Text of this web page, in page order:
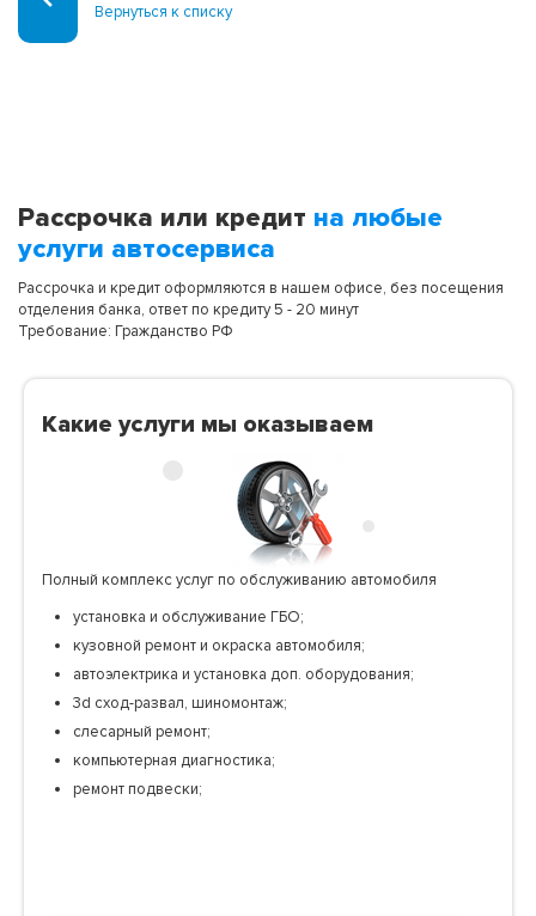
Вернуться к списку
Рассрочка или кредит на любые
услуги автосервиса
Рассрочка и кредит оформляются в нашем офисе, без посещения
отделения банка, ответ по кредиту 5 - 20 минут
Требование: Гражданство РФ
Какие услуги мы оказываем
Полный комплекс услуг по обслуживанию автомобиля
установка и обслуживание ГБО;
кузовной ремонт и окраска автомобиля;
автоэлектрика и установка доп. оборудования;
3d сход-развал, шиномонтаж;
слесарный ремонт;
компьютерная диагностика;
ремонт подвески;